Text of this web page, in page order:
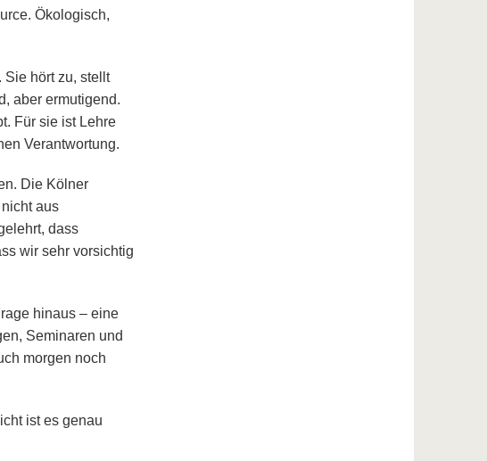
Ökologisch,
Sie hört zu, stellt
aber ermutigend.
Für sie ist Lehre
Verantwortung.
Die Kölner
aus
dass
wir sehr vorsichtig
hinaus – eine
Seminaren und
morgen noch
ist es genau